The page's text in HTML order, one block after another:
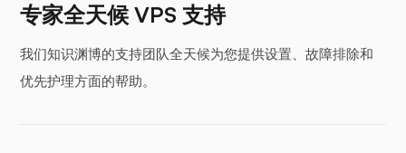
专家全天候 VPS 支持
我们知识渊博的支持团队全天候为您提供设置、故障排除和
优先护理方面的帮助。